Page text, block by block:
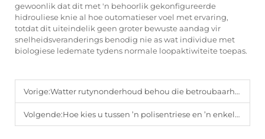
gewoonlik dat dit met 'n behoorlik gekonfigureerde
hidrouliese knie al hoe outomatieser voel met ervaring,
totdat dit uiteindelik geen groter bewuste aandag vir
snelheidsveranderings benodig nie as wat individue met
biologiese ledemate tydens normale loopaktiwiteite toepas.
Vorige:Watter rutynonderhoud behou die betroubaarheid van u protetiese gewrigte en voet vir onderste ledemate oor jare heen?
Volgende:Hoe kies u tussen ’n polisentriese en ’n enkel-as prosetiese kniegewrig vir hoë-aktiwiteit-gebruik?